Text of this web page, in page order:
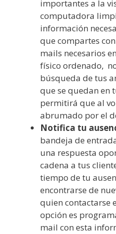
importantes a la
computadora
información
que compartes
mails necesarios
físico ordenado,
búsqueda de tus
que se quedan en
permitirá que al
abrumado por el
Notifica tu
bandeja de
una respuesta
cadena a tus
tiempo de tu
encontrarse de
quien contactarse
opción es
mail con esta